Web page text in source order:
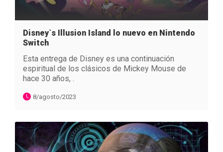
Disney`s Illusion Island lo nuevo en Nintendo
Switch
Esta entrega de Disney es una continuación
espiritual de los clásicos de Mickey Mouse de
hace 30 años, .
8/agosto/2023